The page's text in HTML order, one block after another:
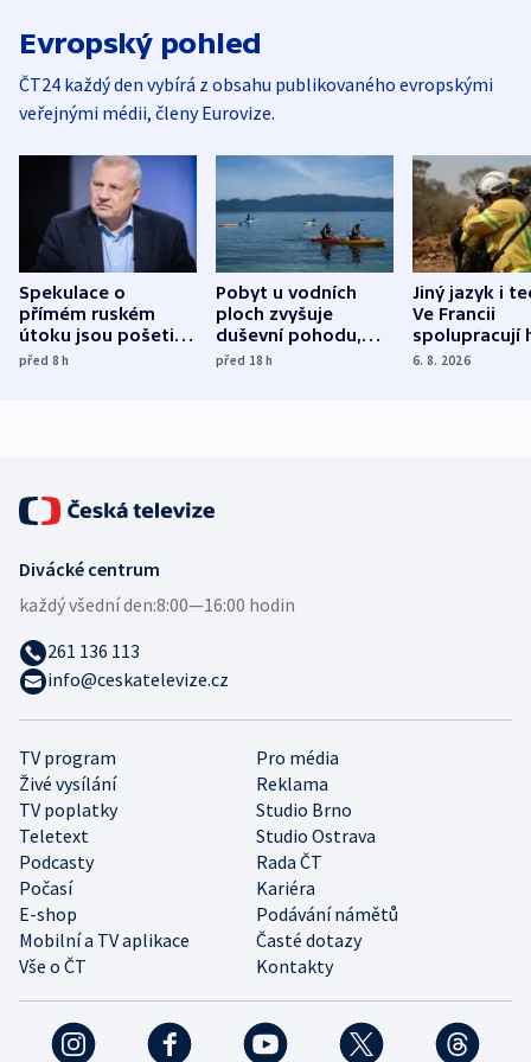
Evropský pohled
ČT24 každý den vybírá z obsahu publikovaného evropskými
veřejnými médii, členy Eurovize.
Spekulace o
přímém ruském
útoku jsou pošetilé,
míní estonský
před 8h
Pobyt u vodních
ploch zvyšuje
duševní pohodu,
ukázala
před 18h
Jiný jazyk i
Ve Francii
spolupracují
různých zemí
6. 8. 2026
TV program
Pro média
Živé vysílání
Reklama
TV poplatky
Studio Brno
Teletext
Studio Ostrava
Podcasty
Rada ČT
Počasí
Kariéra
E-shop
Podávání námětů
Mobilní a TV aplikace
Časté dotazy
Vše o ČT
Kontakty
Divácké centrum
každý všední den:8:00—16:00 hodin
261 136 113
info@ceskatelevize.cz